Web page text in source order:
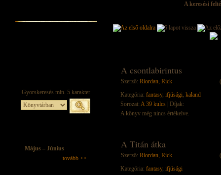
Május – Június
tovább >>
A keresési
A csontlabirintus
Szerző: Riordan, Rick
Kategória: fantasy, ifjúsági, kaland
Sorozat: A 39 kulcs | Díjak:
A könyv még nincs értékelve.
A Titán átka
Szerző: Riordan, Rick
Kategória: fantasy, ifjúsági